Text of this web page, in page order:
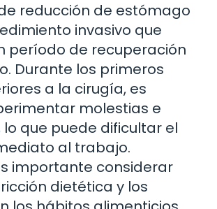
reducción de estómago
invasivo que
período de recuperación
Durante los primeros
a la cirugía, es
molestias e
lo que puede dificultar el
al trabajo.
importante considerar
dietética y los